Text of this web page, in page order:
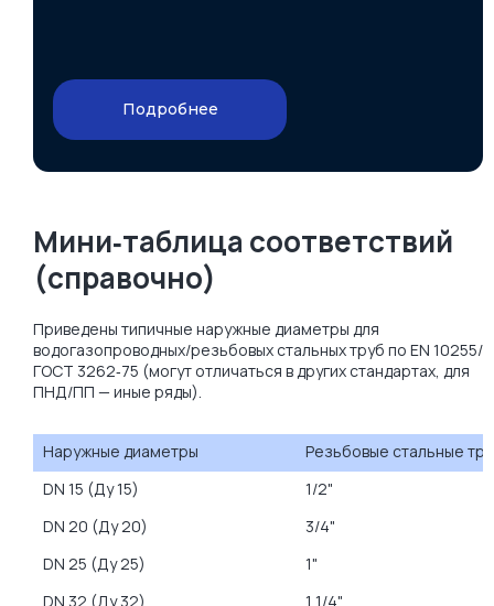
Подробнее
Мини‑таблица соответствий
(справочно)
Приведены типичные наружные диаметры для
водогазопроводных/резьбовых стальных труб по EN 10255/
ГОСТ 3262‑75 (могут отличаться в других стандартах, для
ПНД/ПП — иные ряды).
Наружные диаметры
Резьбовые стальные
DN 15 (Ду 15)
1/2"
DN 20 (Ду 20)
3/4"
DN 25 (Ду 25)
1"
DN 32 (Ду 32)
1 1/4"